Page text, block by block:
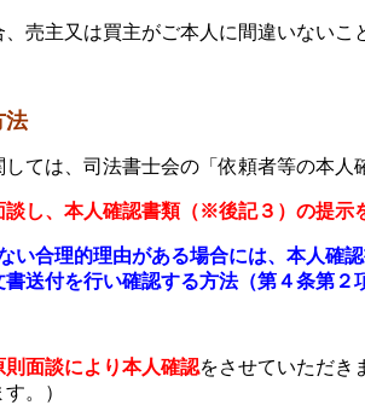
売主又は買主がご本人に間違いないこ
法
ては、司法書士会の「依頼者等の本
し、本人確認書類（※後記３）の提示
い合理的理由がある場合には、本人確
送付を行い確認する方法（第４条第２
則面談により本人確認をさせていただき
。）